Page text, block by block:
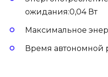
ожидания:0,04 Вт
Максимальное
Время автономной